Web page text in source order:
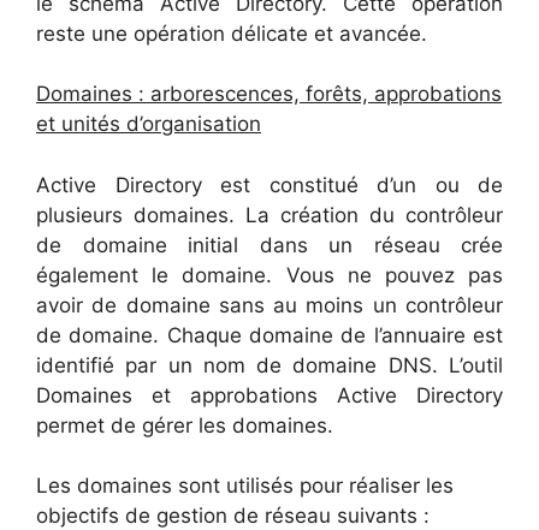
reste une opération délicate et avancée.
Domaines : arborescences, forêts, approbations
et unités d’organisation
Active Directory est constitué d’un ou de
plusieurs domaines. La création du contrôleur
de domaine initial dans un réseau crée
également le domaine. Vous ne pouvez pas
avoir de domaine sans au moins un contrôleur
de domaine. Chaque domaine de l’annuaire est
identifié par un nom de domaine DNS. L’outil
Domaines et approbations Active Directory
permet de gérer les domaines.
Les domaines sont utilisés pour réaliser les
objectifs de gestion de réseau suivants :